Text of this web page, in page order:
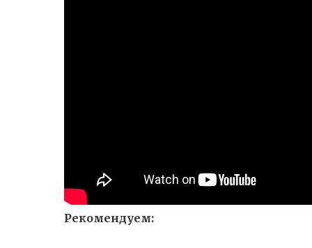
Рекомендуем: